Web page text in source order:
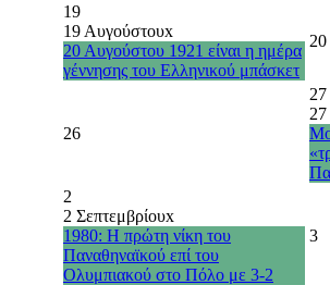
19
19 Αυγούστουx
20 Αυγούστου 1921 είναι η ημέρα
γέννησης του Ελληνικού μπάσκετ
20
26
27
2
2 Σεπτεμβρίουx
1980: Η πρώτη νίκη του
Παναθηναϊκού επί του
Ολυμπιακού στο Πόλο με 3-2
3